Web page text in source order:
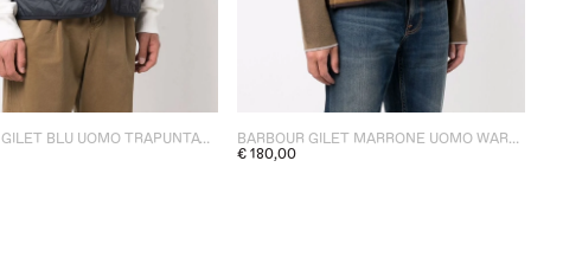
BARBOUR GILET BLU UOMO TRAPUNTATO
BARBOUR GILET MARRONE UOMO WARM PILE
€ 180,00